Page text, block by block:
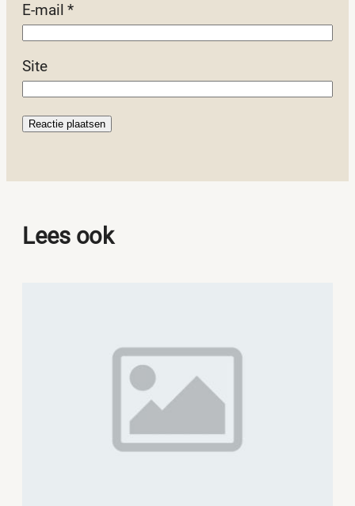
E-mail*
Site
Lees ook